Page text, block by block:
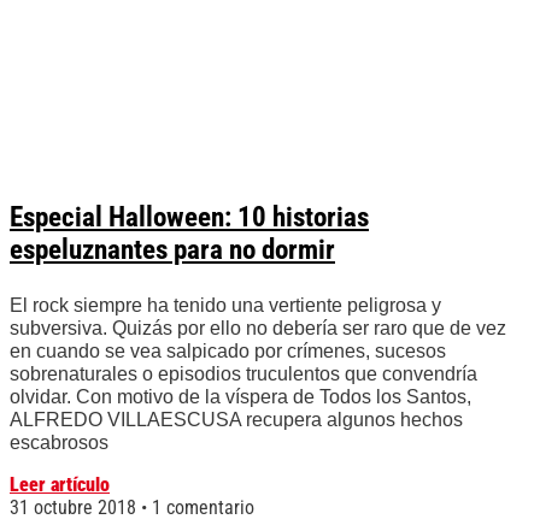
Especial Halloween: 10 historias
espeluznantes para no dormir
El rock siempre ha tenido una vertiente peligrosa y
subversiva. Quizás por ello no debería ser raro que de vez
en cuando se vea salpicado por crímenes, sucesos
sobrenaturales o episodios truculentos que convendría
olvidar. Con motivo de la víspera de Todos los Santos,
ALFREDO VILLAESCUSA recupera algunos hechos
escabrosos
Leer artículo
31 octubre 2018
1 comentario